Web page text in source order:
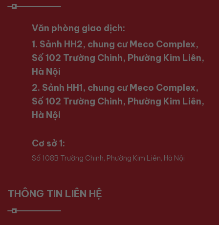
Văn phòng giao dịch:
1. Sảnh HH2, chung cư Meco Complex,
Số 102 Trường Chinh, Phường Kim Liên,
Hà Nội
2. Sảnh HH1, chung cư Meco Complex,
Số 102 Trường Chinh, Phường Kim Liên,
Hà Nội
Cơ sở 1:
Số 108B Trường Chinh, Phường Kim Liên, Hà Nội
THÔNG TIN LIÊN HỆ